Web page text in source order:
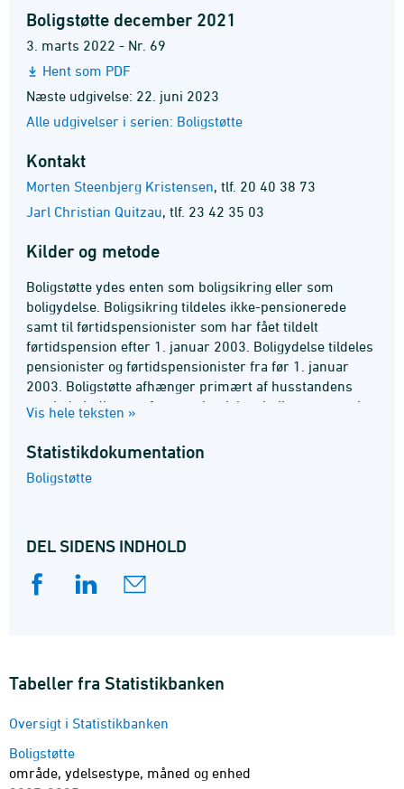
Boligstøtte december 2021
3. marts 2022 - Nr. 69
Hent som PDF
Næste udgivelse: 22. juni 2023
Alle udgivelser i serien: Boligstøtte
Kontakt
Morten Steenbjerg Kristensen, tlf. 20 40 38 73
Jarl Christian Quitzau, tlf. 23 42 35 03
Kilder og metode
Boligstøtte ydes enten som boligsikring eller som
boligydelse. Boligsikring tildeles ikke-pensionerede
samt til førtidspensionister som har fået tildelt
førtidspension efter 1. januar 2003. Boligydelse tildeles
pensionister og førtidspensionister fra før 1. januar
2003. Boligstøtte afhænger primært af husstandens
samlede indkomst, formue, huslejen, boligens størrelse
og andelshavere kan tildeles boligydelse i form af lån.
emnesiden
Vis hele teksten »
Statistik­dokumentation
Boligstøtte
DEL SIDENS INDHOLD
Tabeller fra Statistikbanken
Oversigt i Statistikbanken
Boligstøtte
område, ydelsestype, måned og enhed